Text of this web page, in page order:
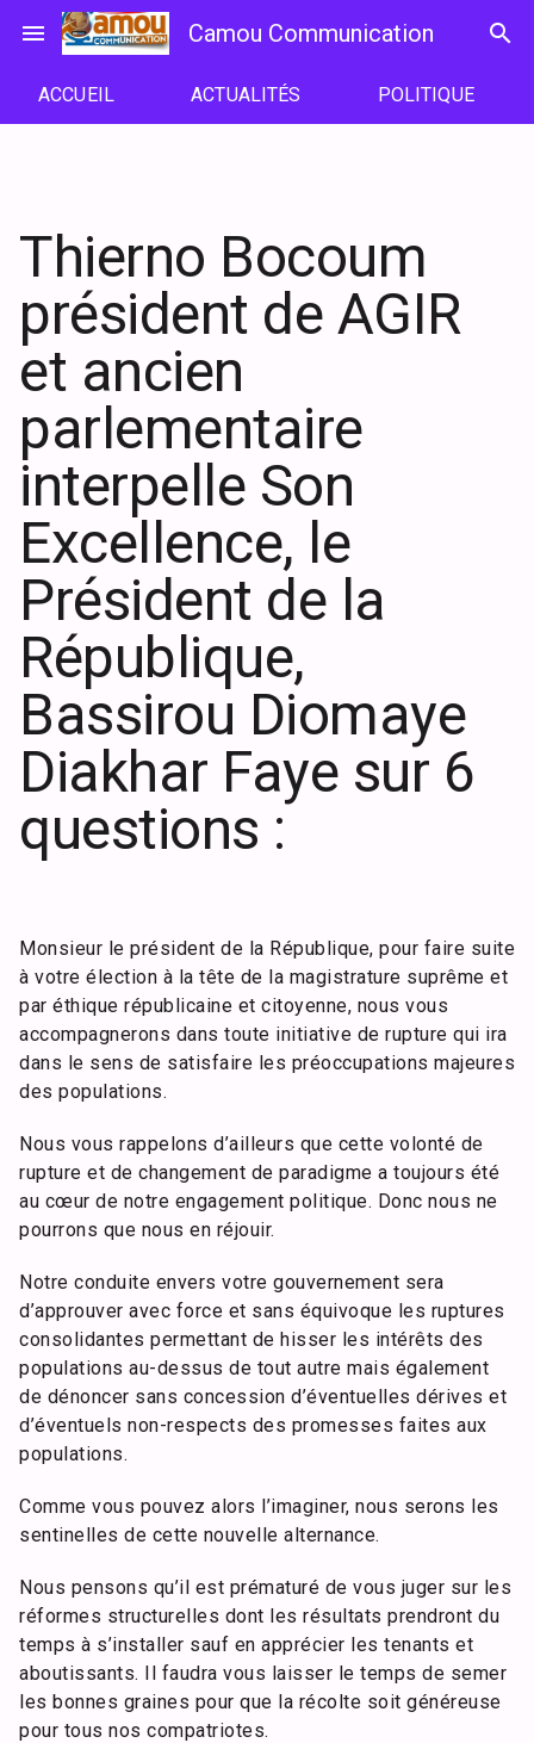
menu Camou Communication search
ACCUEIL ACTUALITÉS POLITIQUE
Thierno Bocoum
président de AGIR
et ancien
parlementaire
interpelle Son
Excellence, le
Président de la
République,
Bassirou Diomaye
Diakhar Faye sur 6
questions :
Monsieur le président de la République, pour faire suite
à votre élection à la tête de la magistrature suprême et
par éthique républicaine et citoyenne, nous vous
accompagnerons dans toute initiative de rupture qui ira
dans le sens de satisfaire les préoccupations majeures
des populations.
Nous vous rappelons d’ailleurs que cette volonté de
rupture et de changement de paradigme a toujours été
au cœur de notre engagement politique. Donc nous ne
pourrons que nous en réjouir.
Notre conduite envers votre gouvernement sera
d’approuver avec force et sans équivoque les ruptures
consolidantes permettant de hisser les intérêts des
populations au-dessus de tout autre mais également
de dénoncer sans concession d’éventuelles dérives et
d’éventuels non-respects des promesses faites aux
populations.
Comme vous pouvez alors l’imaginer, nous serons les
sentinelles de cette nouvelle alternance.
Nous pensons qu’il est prématuré de vous juger sur les
réformes structurelles dont les résultats prendront du
temps à s’installer sauf en apprécier les tenants et
aboutissants. Il faudra vous laisser le temps de semer
les bonnes graines pour que la récolte soit généreuse
pour tous nos compatriotes.